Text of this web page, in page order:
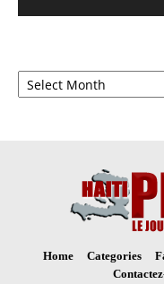
Archives
Home Categories